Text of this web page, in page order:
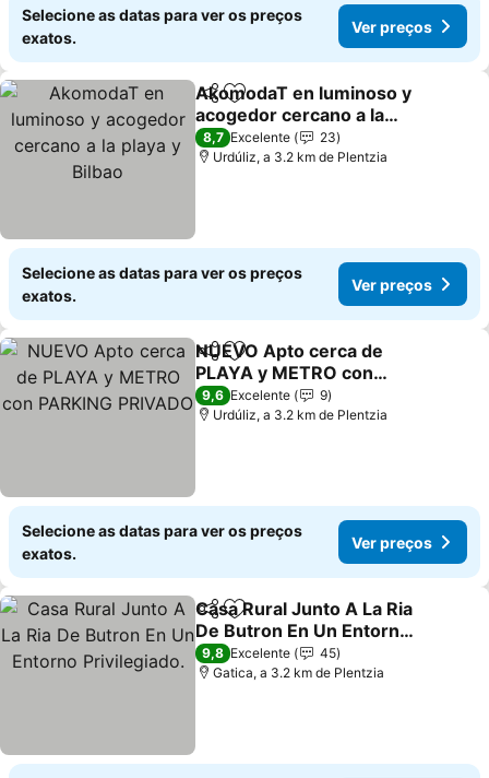
Selecione as datas para ver os preços
exatos.
Ver preços
PartilharAdicionar aos favoritos
AkomodaT en luminoso y
acogedor cercano a la
playa y Bilbao
8,7 Excelente
23
Urdúliz, a 3.2 km de Plentzia
Selecione as datas para ver os preços
exatos.
Ver preços
PartilharAdicionar aos favoritos
NUEVO Apto cerca de
PLAYA y METRO con
PARKING PRIVADO
9,6 Excelente
9
Urdúliz, a 3.2 km de Plentzia
Selecione as datas para ver os preços
exatos.
Ver preços
PartilharAdicionar aos favoritos
Casa Rural Junto A La Ria
De Butron En Un Entorno
Privilegiado.
9,8 Excelente
45
Gatica, a 3.2 km de Plentzia